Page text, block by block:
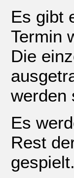
Es gibt
Termin
Die
werden
Es
Rest
gespielt.